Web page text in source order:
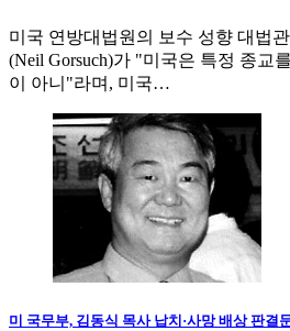
미국 연방대법원의 보수 성향 대법
(Neil Gorsuch)가 "미국은 특정 종교
이 아니"라며, 미국…
미 국무부, 김동식 목사 납치·사망 배상 판결